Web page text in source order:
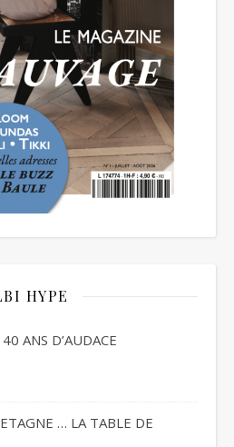
HYPE
ANS D’AUDACE
… LA TABLE DE